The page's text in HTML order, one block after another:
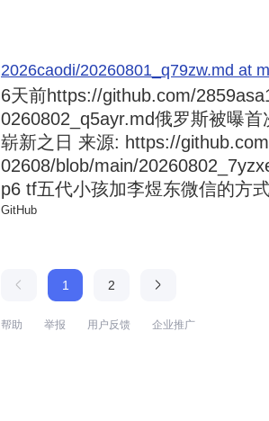
2026caodi/20260801_q79zw.md at
6天前https://github.com/
0260802_q5ayr.md俄罗斯被曝
崭新之日 来源: https://
02608/blob/main/
p6 tf五代小孩加李煜东微信的方
GitHub
1 2
帮助 举报 用户反馈 企业推广